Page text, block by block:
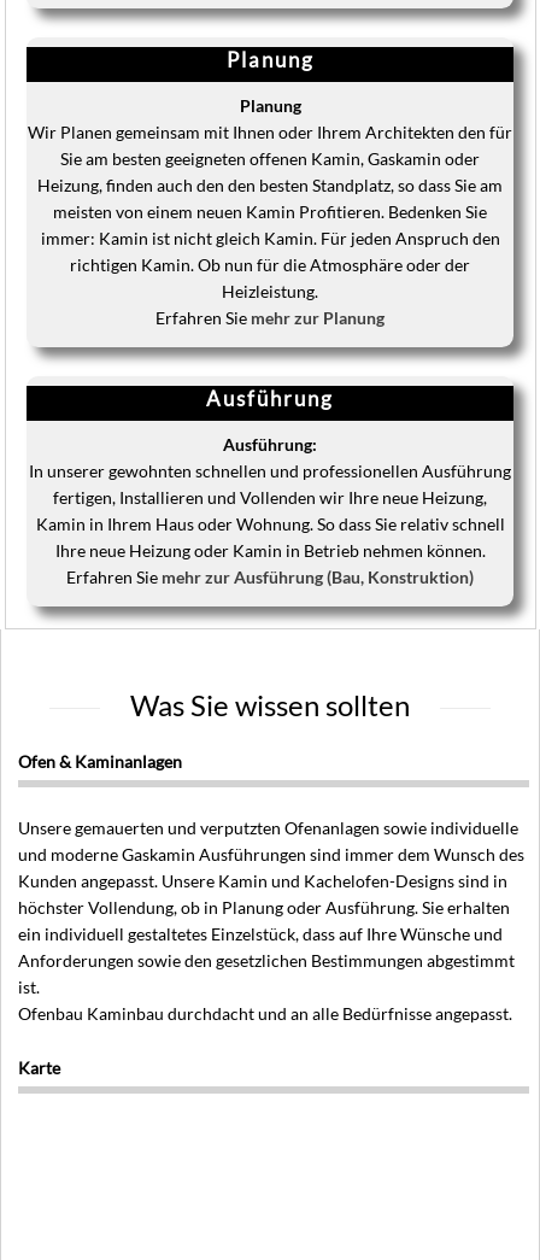
Planung
Planung
Wir Planen gemeinsam mit Ihnen oder Ihrem Architekten den für
Sie am besten geeigneten offenen Kamin, Gaskamin oder
Heizung, finden auch den den besten Standplatz, so dass Sie am
meisten von einem neuen Kamin Profitieren. Bedenken Sie
immer: Kamin ist nicht gleich Kamin. Für jeden Anspruch den
richtigen Kamin. Ob nun für die Atmosphäre oder der
Heizleistung.
Erfahren Sie mehr zur Planung
Ausführung
Ausführung:
In unserer gewohnten schnellen und professionellen Ausführung
fertigen, Installieren und Vollenden wir Ihre neue Heizung,
Kamin in Ihrem Haus oder Wohnung. So dass Sie relativ schnell
Ihre neue Heizung oder Kamin in Betrieb nehmen können.
Erfahren Sie mehr zur Ausführung (Bau, Konstruktion)
Was Sie wissen sollten
Ofen & Kaminanlagen
Unsere gemauerten und verputzten Ofenanlagen sowie individuelle
und moderne Gaskamin Ausführungen sind immer dem Wunsch des
Kunden angepasst. Unsere Kamin und Kachelofen-Designs sind in
höchster Vollendung, ob in Planung oder Ausführung. Sie erhalten
ein individuell gestaltetes Einzelstück, dass auf Ihre Wünsche und
Anforderungen sowie den gesetzlichen Bestimmungen abgestimmt
ist.
Ofenbau Kaminbau durchdacht und an alle Bedürfnisse angepasst.
Karte